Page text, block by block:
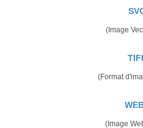
(Image
(Format
(Image